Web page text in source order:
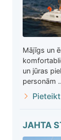
Mājīgs un
un jūras
personām
JAHTA